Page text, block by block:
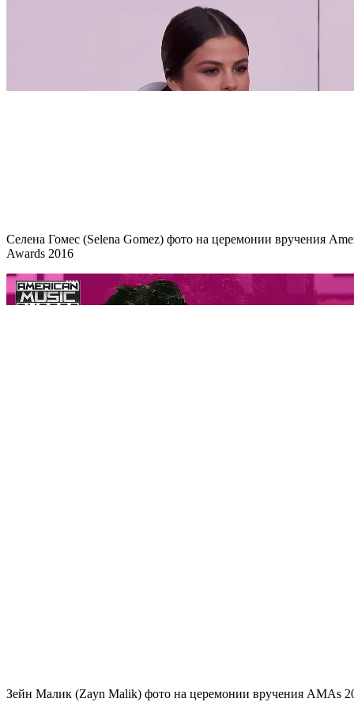
Селена Гомес (Selena Gomez) фото на церемонии вручения
Awards 2016
Зейн Малик (Zayn Malik) фото на церемонии вручения AMAs